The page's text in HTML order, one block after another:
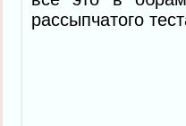
рассыпчатого